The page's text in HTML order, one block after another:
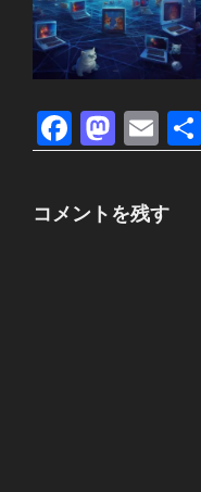
F
a
c
e
M
a
st
o
E
m
ail
コメントを残す